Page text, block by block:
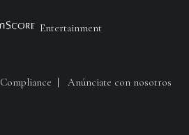
Entertainment
Compliance Anúnciate con nosotros